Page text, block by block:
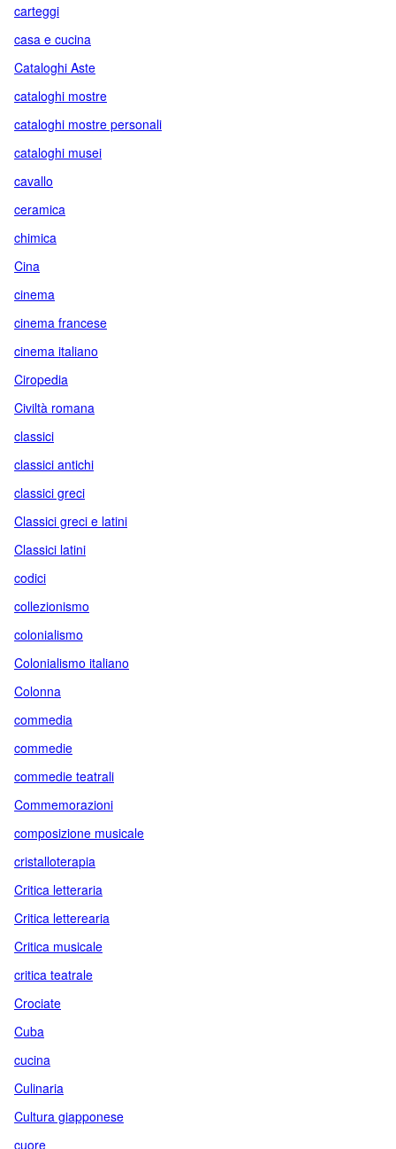
carteggi
casa e cucina
Cataloghi Aste
cataloghi mostre
cataloghi mostre personali
cataloghi musei
cavallo
ceramica
chimica
Cina
cinema
cinema francese
cinema italiano
Ciropedia
Civiltà romana
classici
classici antichi
classici greci
Classici greci e latini
Classici latini
codici
collezionismo
colonialismo
Colonialismo italiano
Colonna
commedia
commedie
commedie teatrali
Commemorazioni
composizione musicale
cristalloterapia
Critica letteraria
Critica letterearia
Critica musicale
critica teatrale
Crociate
Cuba
cucina
Culinaria
Cultura giapponese
cuore